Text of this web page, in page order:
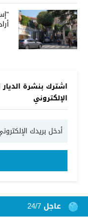
اشترك بنشرة الديار
الإلكتروني
عاجل 24/7